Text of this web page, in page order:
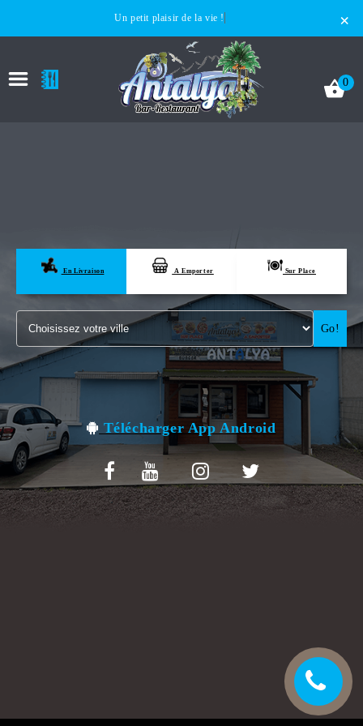
×
Un petit plaisir de la vie !
LA CARTE
VOTRE COMPTE
NOTRE RESTAURANT
VOS AVIS
MENTIONS LÉGALES
C.G.V
0
En Livraison A Emporter Sur Place
Go!
Télécharger App Android